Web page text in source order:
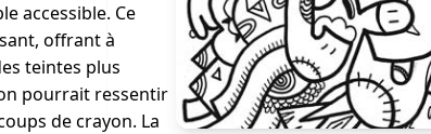
accessible. Ce
offrant à
teintes plus
pourrait ressentir
de crayon. La